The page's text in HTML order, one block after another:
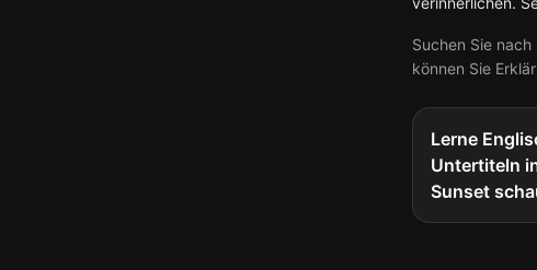
Suchen Sie
können Sie
Lerne
Untertiteln
Sunset